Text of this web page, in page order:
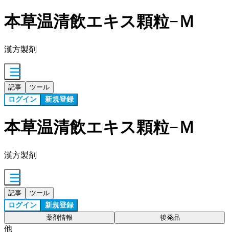
本草温清飲エキス顆粒−Ｍ
漢方製剤
記事 ツール
ログイン 新規登録
本草温清飲エキス顆粒−Ｍ
漢方製剤
記事 ツール
ログイン 新規登録
薬剤情報 後発品
他